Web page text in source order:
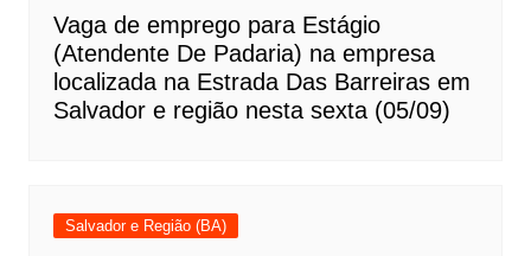
Vaga de emprego para Estágio
(Atendente De Padaria) na empresa
localizada na Estrada Das Barreiras em
Salvador e região nesta sexta (05/09)
Salvador e Região (BA)